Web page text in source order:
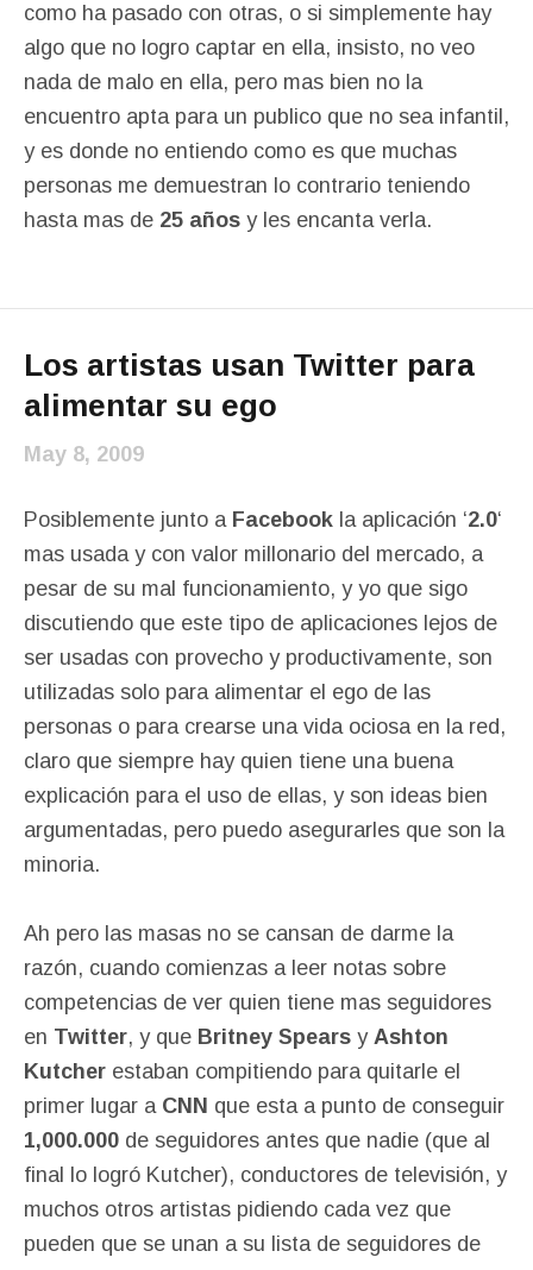
como ha pasado con otras, o si simplemente hay
algo que no logro captar en ella, insisto, no veo
nada de malo en ella, pero mas bien no la
encuentro apta para un publico que no sea infantil,
y es donde no entiendo como es que muchas
personas me demuestran lo contrario teniendo
hasta mas de 25 años y les encanta verla.
Los artistas usan Twitter para
alimentar su ego
May 8, 2009
Posiblemente junto a Facebook la aplicación ‘2.0‘
mas usada y con valor millonario del mercado, a
pesar de su mal funcionamiento, y yo que sigo
discutiendo que este tipo de aplicaciones lejos de
ser usadas con provecho y productivamente, son
utilizadas solo para alimentar el ego de las
personas o para crearse una vida ociosa en la red,
claro que siempre hay quien tiene una buena
explicación para el uso de ellas, y son ideas bien
argumentadas, pero puedo asegurarles que son la
minoria.
Ah pero las masas no se cansan de darme la
razón, cuando comienzas a leer notas sobre
competencias de ver quien tiene mas seguidores
en Twitter, y que Britney Spears y Ashton
Kutcher estaban compitiendo para quitarle el
primer lugar a CNN que esta a punto de conseguir
1,000.000 de seguidores antes que nadie (que al
final lo logró Kutcher), conductores de televisión, y
muchos otros artistas pidiendo cada vez que
pueden que se unan a su lista de seguidores de